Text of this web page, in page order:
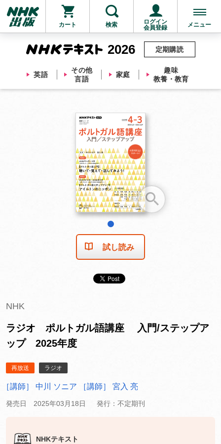
カート 検索
ログイン
会員登録
メニュー
2026
英語
その他
言語
家庭
趣味
教養・教育
定期購読
他にも商品を買う
試し読み
NHK
ラジオ ポルトガル語講座 入門/ステップア
ップ 2025年度
再放送 ラジオ
［講師］ 中川 ソニア ［講師］ 宮入 亮
発売日 2025年03月18日 発行：不定期刊
NHKテキスト